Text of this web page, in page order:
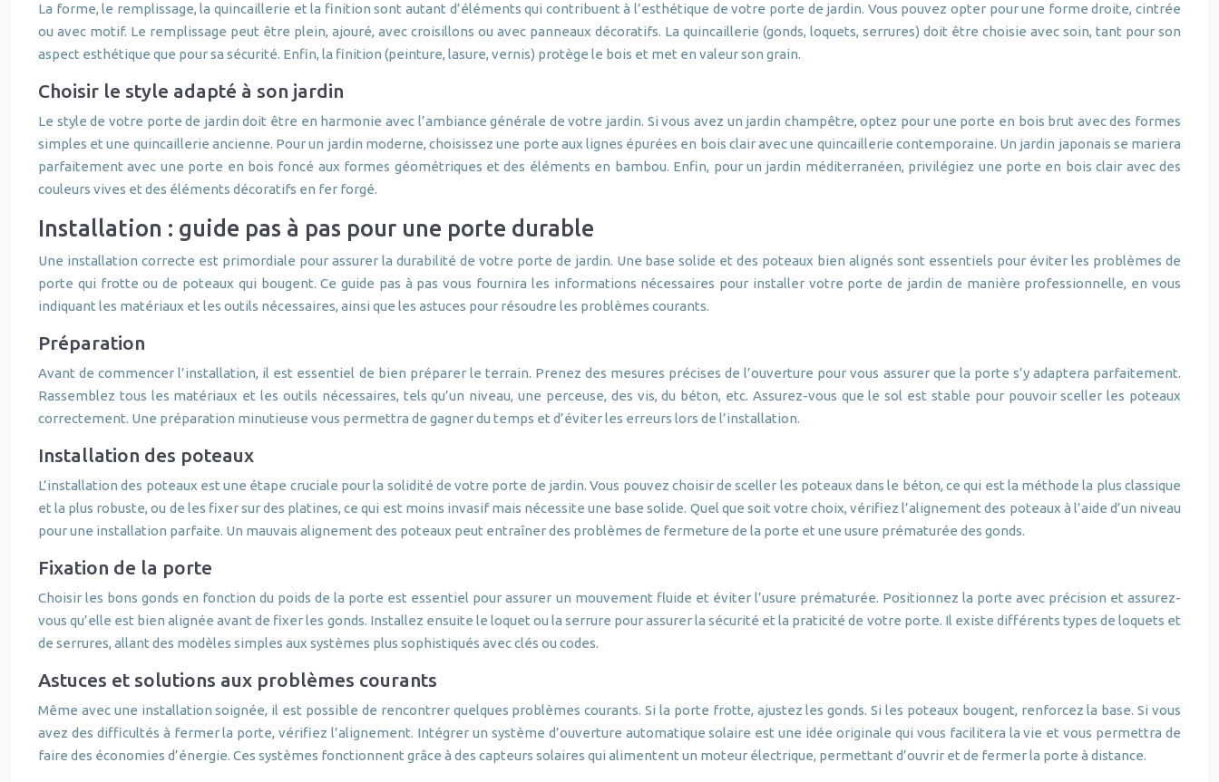
La forme, le remplissage, la quincaillerie et la finition sont autant d’éléments qui contribuent à l’esthétique de votre porte de jardin. Vous pouvez opter pour une forme droite, cintrée
ou avec motif. Le remplissage peut être plein, ajouré, avec croisillons ou avec panneaux décoratifs. La quincaillerie (gonds, loquets, serrures) doit être choisie avec soin, tant pour son
aspect esthétique que pour sa sécurité. Enfin, la finition (peinture, lasure, vernis) protège le bois et met en valeur son grain.
Choisir le style adapté à son jardin
Le style de votre porte de jardin doit être en harmonie avec l’ambiance générale de votre jardin. Si vous avez un jardin champêtre, optez pour une porte en bois brut avec des formes
simples et une quincaillerie ancienne. Pour un jardin moderne, choisissez une porte aux lignes épurées en bois clair avec une quincaillerie contemporaine. Un jardin japonais se mariera
parfaitement avec une porte en bois foncé aux formes géométriques et des éléments en bambou. Enfin, pour un jardin méditerranéen, privilégiez une porte en bois clair avec des
couleurs vives et des éléments décoratifs en fer forgé.
Installation : guide pas à pas pour une porte durable
Une installation correcte est primordiale pour assurer la durabilité de votre porte de jardin. Une base solide et des poteaux bien alignés sont essentiels pour éviter les problèmes de
porte qui frotte ou de poteaux qui bougent. Ce guide pas à pas vous fournira les informations nécessaires pour installer votre porte de jardin de manière professionnelle, en vous
indiquant les matériaux et les outils nécessaires, ainsi que les astuces pour résoudre les problèmes courants.
Préparation
Avant de commencer l’installation, il est essentiel de bien préparer le terrain. Prenez des mesures précises de l’ouverture pour vous assurer que la porte s’y adaptera parfaitement.
Rassemblez tous les matériaux et les outils nécessaires, tels qu’un niveau, une perceuse, des vis, du béton, etc. Assurez-vous que le sol est stable pour pouvoir sceller les poteaux
correctement. Une préparation minutieuse vous permettra de gagner du temps et d’éviter les erreurs lors de l’installation.
Installation des poteaux
L’installation des poteaux est une étape cruciale pour la solidité de votre porte de jardin. Vous pouvez choisir de sceller les poteaux dans le béton, ce qui est la méthode la plus classique
et la plus robuste, ou de les fixer sur des platines, ce qui est moins invasif mais nécessite une base solide. Quel que soit votre choix, vérifiez l’alignement des poteaux à l’aide d’un niveau
pour une installation parfaite. Un mauvais alignement des poteaux peut entraîner des problèmes de fermeture de la porte et une usure prématurée des gonds.
Fixation de la porte
Choisir les bons gonds en fonction du poids de la porte est essentiel pour assurer un mouvement fluide et éviter l’usure prématurée. Positionnez la porte avec précision et assurez-
vous qu’elle est bien alignée avant de fixer les gonds. Installez ensuite le loquet ou la serrure pour assurer la sécurité et la praticité de votre porte. Il existe différents types de loquets et
de serrures, allant des modèles simples aux systèmes plus sophistiqués avec clés ou codes.
Astuces et solutions aux problèmes courants
Même avec une installation soignée, il est possible de rencontrer quelques problèmes courants. Si la porte frotte, ajustez les gonds. Si les poteaux bougent, renforcez la base. Si vous
avez des difficultés à fermer la porte, vérifiez l’alignement. Intégrer un système d’ouverture automatique solaire est une idée originale qui vous facilitera la vie et vous permettra de
faire des économies d’énergie. Ces systèmes fonctionnent grâce à des capteurs solaires qui alimentent un moteur électrique, permettant d’ouvrir et de fermer la porte à distance.